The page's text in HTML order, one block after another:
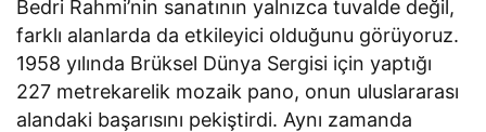
Bedri Rahmi’nin sanatının yalnızca tuvalde değil,
farklı alanlarda da etkileyici olduğunu görüyoruz.
1958 yılında Brüksel Dünya Sergisi için yaptığı
227 metrekarelik mozaik pano, onun uluslararası
alandaki başarısını pekiştirdi. Aynı zamanda